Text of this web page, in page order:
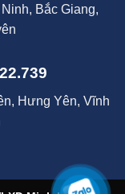
Bắc Giang,
Hưng Yên, Vĩnh